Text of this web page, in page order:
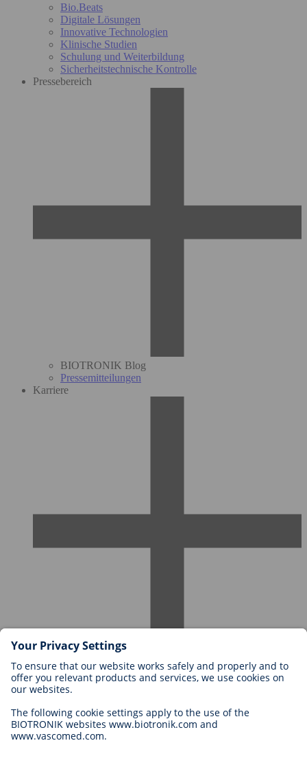
Bio.Beats
Digitale Lösungen
Innovative Technologien
Klinische Studien
Schulung und Weiterbildung
Sicherheitstechnische Kontrolle
Pressebereich
BIOTRONIK Blog
Pressemitteilungen
Karriere
Karriere bei BIOTRONIK
Einstieg
Bewerbung
Karrierechancen